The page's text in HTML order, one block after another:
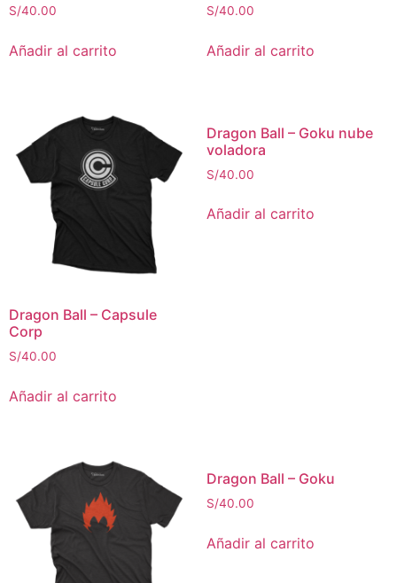
S/40.00
Añadir al carrito
S/40.00
Añadir al carrito
Dragon Ball – Capsule
Corp
S/40.00
Añadir al carrito
Dragon Ball – Goku nube
voladora
S/40.00
Añadir al carrito
Dragon Ball – Goku
S/40.00
Añadir al carrito